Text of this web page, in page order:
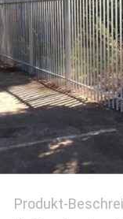
SITEMAP
PRIVACY
POLICY
Produkt-